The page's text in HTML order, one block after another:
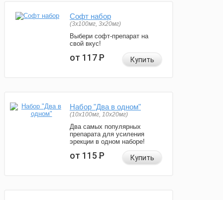
Софт набор
(3x100мг, 3x20мг)
Выбери софт-препарат на
свой вкус!
от 117Р Купить
Набор "Два в одном"
(10x100мг, 10x20мг)
Два самых популярных
препарата для усиления
эрекции в одном наборе!
от 115Р Купить